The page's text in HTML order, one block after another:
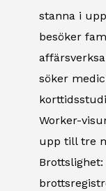
stanna i
besöker
söker
Worker-
upp till tre